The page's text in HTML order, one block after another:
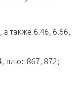
а также 6.46, 6.66,
плюс 867, 872;